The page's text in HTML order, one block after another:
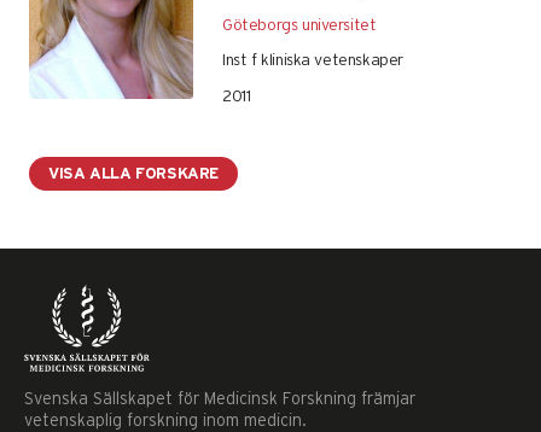
Göteborgs universitet
Inst f kliniska vetenskaper
2011
VISA ALLA FORSKARE
Svenska Sällskapet för Medicinsk Forskning främjar
vetenskaplig forskning inom medicin.